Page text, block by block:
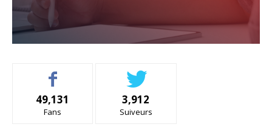
49,131
Fans
3,912
Suiveurs